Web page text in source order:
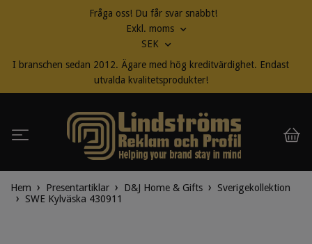
Fråga oss! Du får svar snabbt!
Exkl. moms
SEK
I branschen sedan 2012. Ägare med hög kreditvärdighet. Endast
utvalda kvalitetsprodukter!
Hem Presentartiklar D&J Home & Gifts
Sverigekollektion
SWE Kylväska 430911